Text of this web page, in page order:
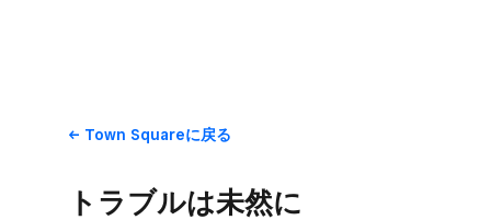
Town Squareに​戻る
トラブルは​未然に​